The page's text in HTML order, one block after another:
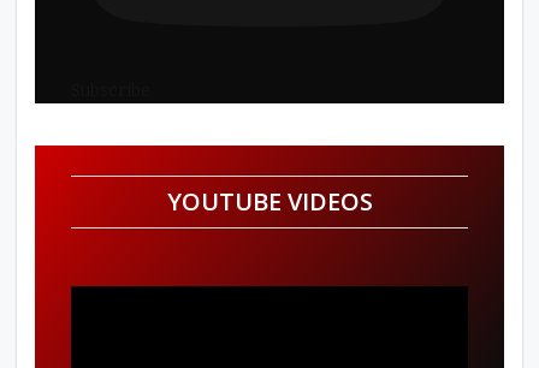
YOUTUBE VIDEOS